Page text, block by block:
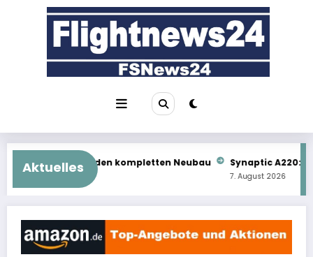
Aktuelles
Neubau Synaptic A220: Das kommt als Nächstes